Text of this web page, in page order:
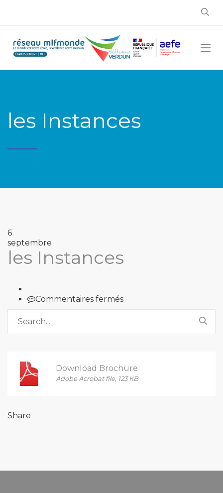
les Instances
6
septembre
les Instances
Commentaires ferméssur
les
Download Brochure
Adobe Acrobat file, 123 КB
Share